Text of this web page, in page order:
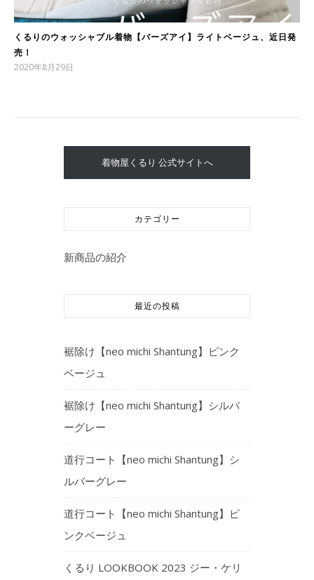
くるりのウォッシャブル着物【バーズアイ】ライトベージュ、近日発
売！
2020年8月29日
着物屋くるり 公式サイトへ
カテゴリー
新商品の紹介
最近の投稿
裾除け【neo michi Shantung】ピンク
ベージュ
裾除け【neo michi Shantung】シルバ
ーグレー
道行コート【neo michi Shantung】シ
ルバーグレー
道行コート【neo michi Shantung】ピ
ンクベージュ
くるり LOOKBOOK 2023 ジー・ケリ